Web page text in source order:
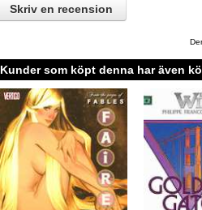
Skriv en recension
Kunder som köpt denna har även